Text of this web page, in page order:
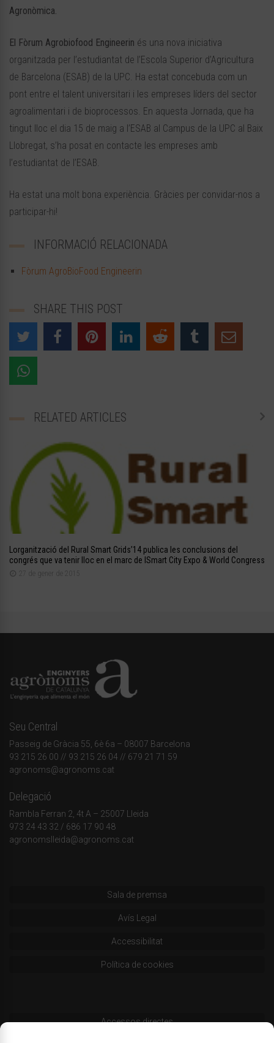
Agronòmica.
El Fòrum Agrobiofood Engineerin és una nova iniciativa
organitzada per l’estudiantat de l’Escola Superior d’Agricultura
de Barcelona (ESAB) de la UPC. Ha estat concebuda com un
pont entre el talent universitari i les empreses líders del sector
agroalimentari i de bioprocessos. En aquesta Jornada, que ha
tingut lloc el dia 15 de maig a l’ESAB al Campus de la UPC al Baix
Llobregat, s’ha posat en contacte les empreses amb
l’estudiantat de l’ESAB.
Ha estat una molt bona experiència. Gràcies per convidar-nos a
participar-hi!
INFORMACIÓ RELACIONADA
Fòrum AgroBioFood Engineerin
SHARE THIS POST
RELATED ARTICLES
Lorganització del Rural Smart Grids’14 publica les conclusions del
congrés que va tenir lloc en el marc de lSmart City Expo & World Congress
27 de gener de 2015
Seu Central
Passeig de Gràcia 55, 6è 6a – 08007 Barcelona
93 215 26 00 // 93 215 26 04 // 679 21 71 59
agronoms@agronoms.cat
Delegació
Rambla Ferran 2, 4t A – 25007 Lleida
973 24 43 32 / 686 17 90 48
agronomslleida@agronoms.cat
Sala de premsa
Avís Legal
Accessibilitat
Política de cookies
Accessos directes